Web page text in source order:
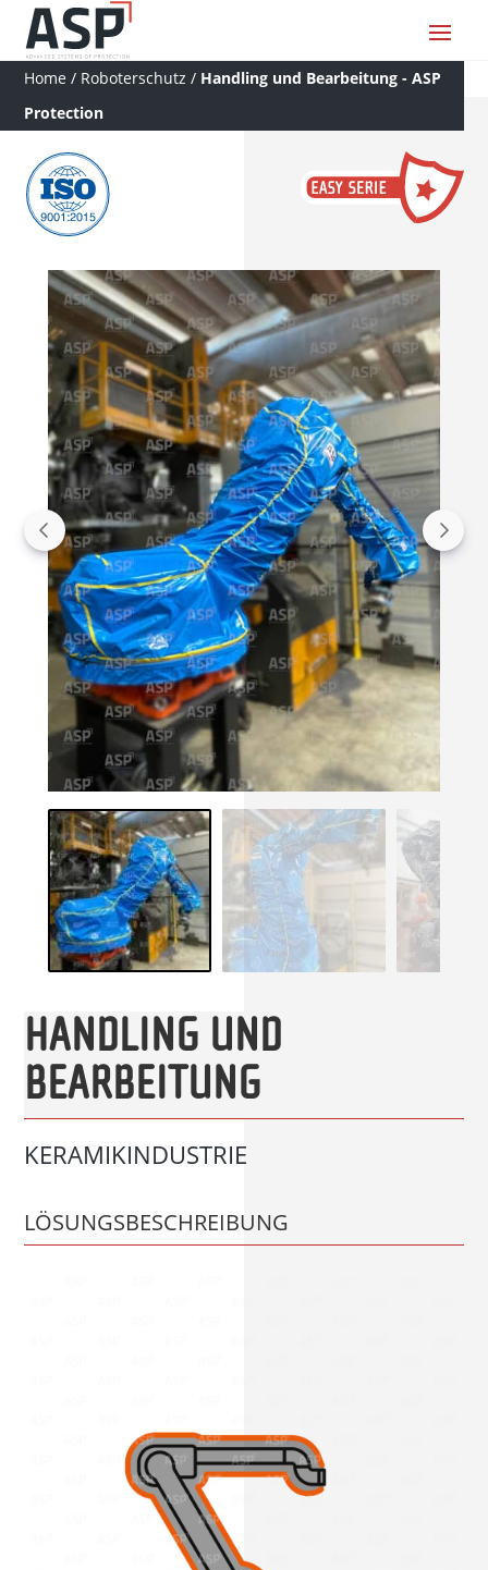
Home / Roboterschutz / Handling und Bearbeitung - ASP
Protection
HANDLING UND
BEARBEITUNG
KERAMIKINDUSTRIE
LÖSUNGSBESCHREIBUNG